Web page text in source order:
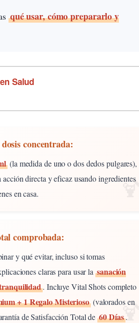
qué usar, cómo prepararlo y
Salud
concentrada:
(la medida de uno o dos dedos pulgares),
acción directa y eficaz usando ingredientes
en casa.
comprobada:
y qué evitar, incluso si tomas
claras para usar la sanación
. Incluye Vital Shots completo
+ 1 Regalo Misterioso(valorados en
de Satisfacción Total de60 Días.